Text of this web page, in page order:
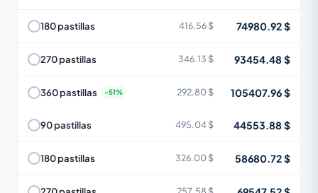
180 pastillas 416.56 $ 74980.92 $
270 pastillas 346.13 $ 93454.48 $
360 pastillas 292.80 $ 105407.96 $
90 pastillas 495.04 $ 44553.88 $
180 pastillas 326.00 $ 58680.72 $